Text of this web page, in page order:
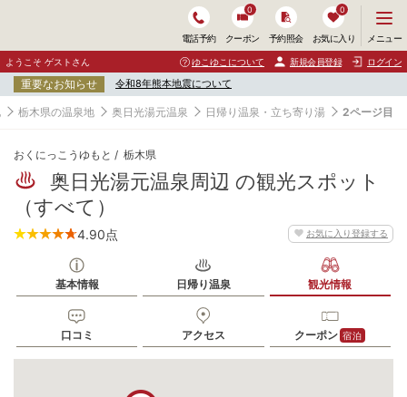
電話予約 クーポン
0
予約照会 お気に入り
0
ニ
ュ
ー
開
く
メニュー
ようこそ ゲストさん ゆこゆこについて 新規会員登録 ログイン
重要なお知らせ 令和8年熊本地震について
栃木県の温泉地 奥日光湯元温泉 日帰り温泉・立ち寄り湯 2ページ目
おくにっこうゆもと 栃木県
奥日光湯元温泉周辺 の観光スポット
（すべて）
お気に入り登録する
4.90点
基本情報 日帰り温泉 観光情報
口コミ アクセス クーポン 宿泊